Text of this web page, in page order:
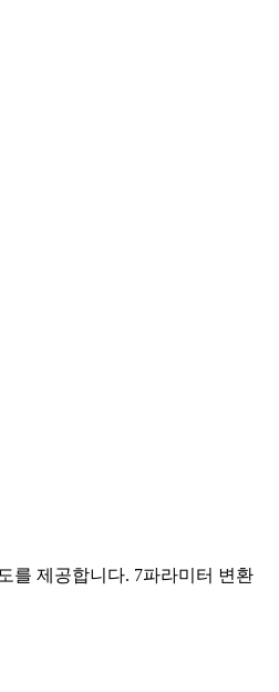
를 제공합니다. 7파라미터 변환